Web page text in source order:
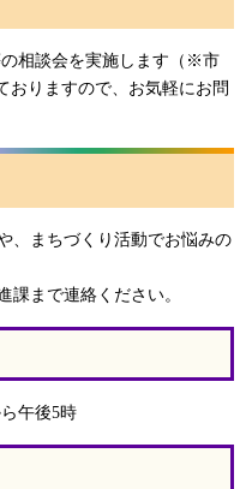
相談会を実施します（※市
おりますので、お気軽にお問
、まちづくり活動でお悩みの
まで連絡ください。
午後5時